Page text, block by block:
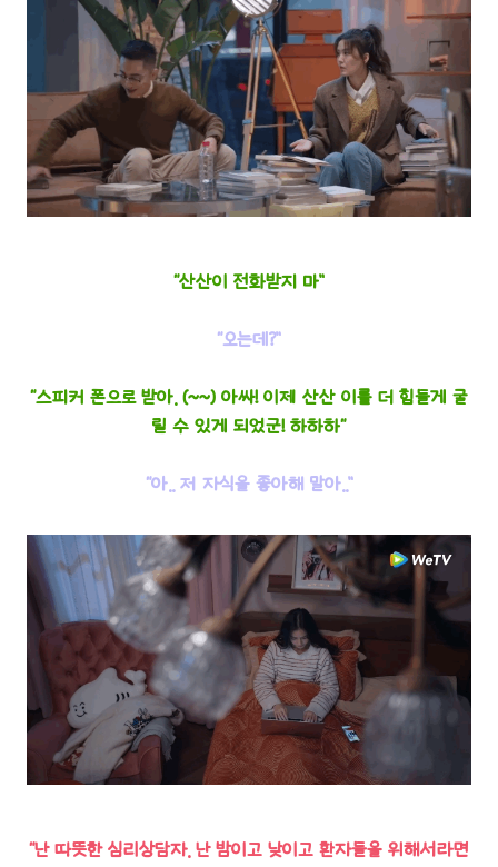
“산산이 전화받지 마”
“오는데?”
“스피커 폰으로 받아. (~~) 아싸! 이제 산산 이를 더 힘들게 굴
릴 수 있게 되었군! 하하하“
“아.. 저 자식을 좋아해 말아..”
“난 따뜻한 심리상담자. 난 밤이고 낮이고 환자들을 위해서라면